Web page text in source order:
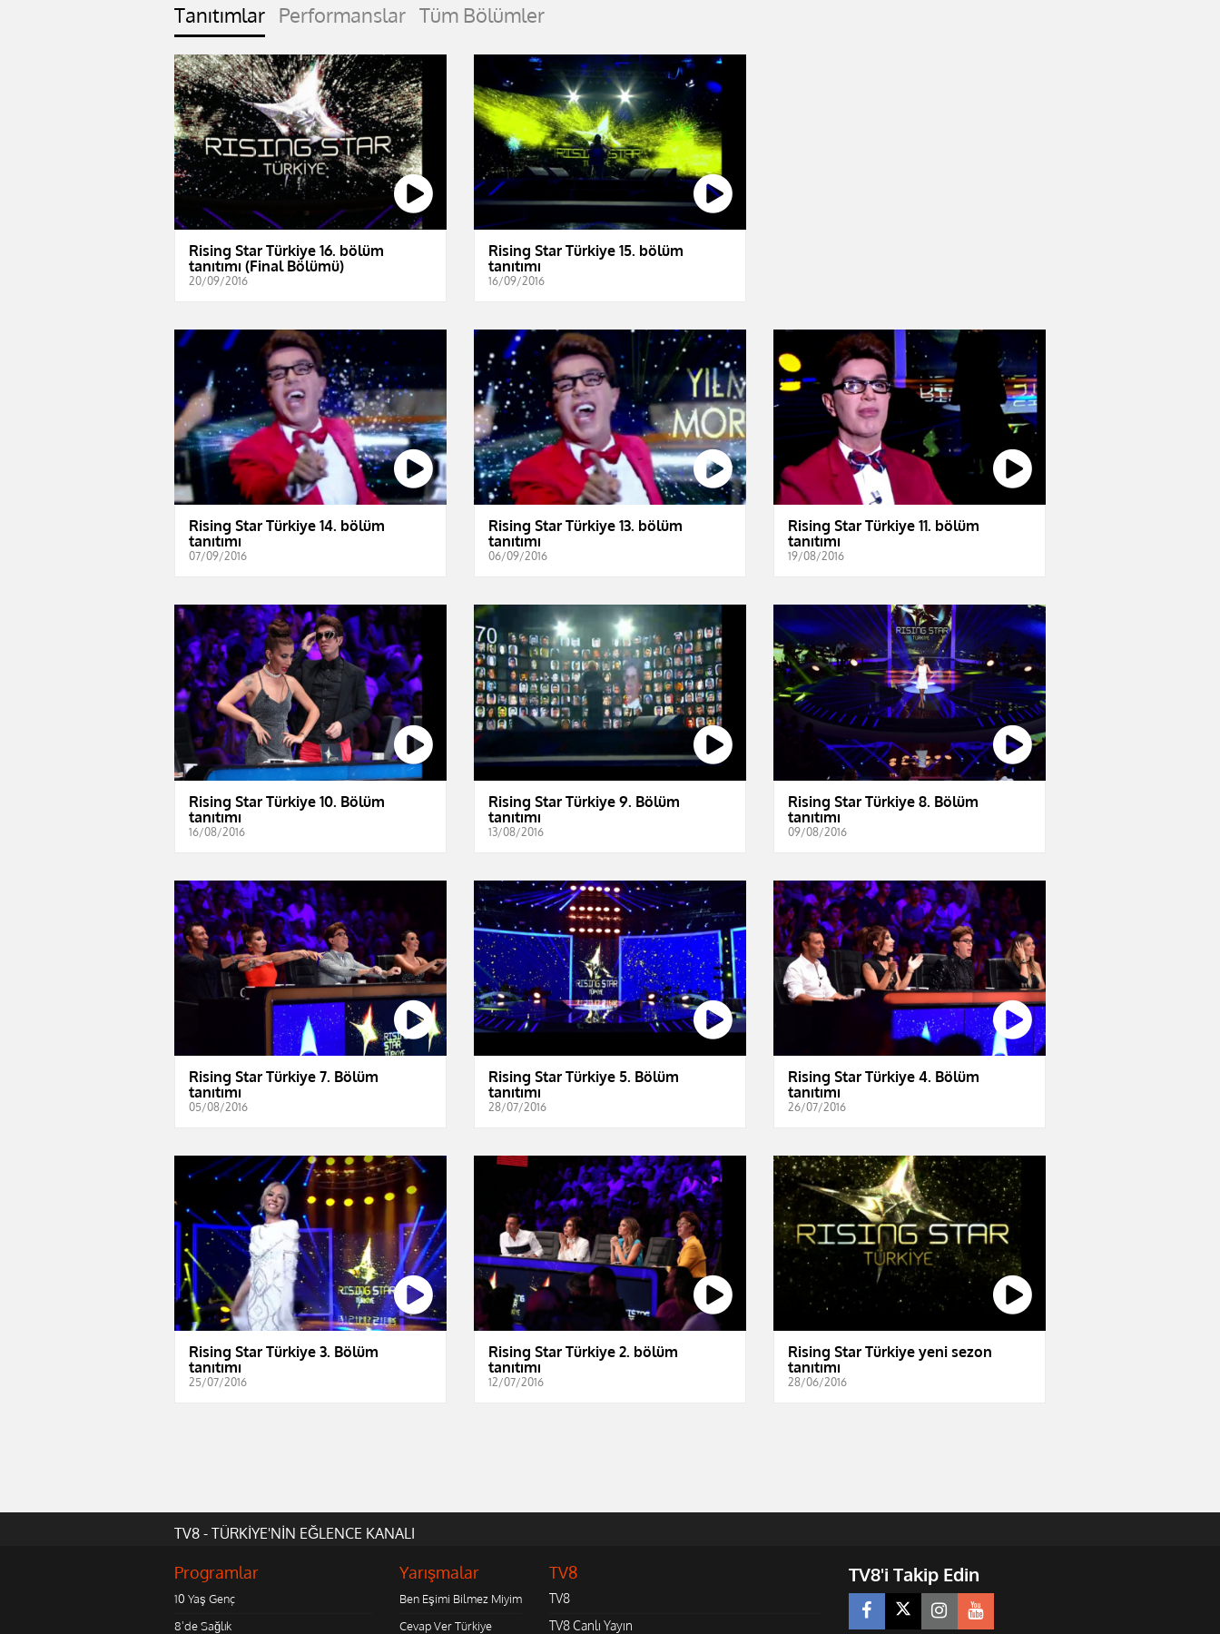
Tanıtımlar Performanslar Tüm Bölümler
Rising Star Türkiye 16. bölüm
tanıtımı (Final Bölümü)
20/09/2016
Rising Star Türkiye 15. bölüm
tanıtımı
16/09/2016
Rising Star Türkiye 14. bölüm
tanıtımı
07/09/2016
Rising Star Türkiye 13. bölüm
tanıtımı
06/09/2016
Rising Star Türkiye 11. bölüm
tanıtımı
19/08/2016
Rising Star Türkiye 10. Bölüm
tanıtımı
16/08/2016
Rising Star Türkiye 9. Bölüm
tanıtımı
13/08/2016
Rising Star Türkiye 8. Bölüm
tanıtımı
09/08/2016
Rising Star Türkiye 7. Bölüm
tanıtımı
05/08/2016
Rising Star Türkiye 5. Bölüm
tanıtımı
28/07/2016
Rising Star Türkiye 4. Bölüm
tanıtımı
26/07/2016
Rising Star Türkiye 3. Bölüm
tanıtımı
25/07/2016
Rising Star Türkiye 2. bölüm
tanıtımı
12/07/2016
Rising Star Türkiye yeni sezon
tanıtımı
28/06/2016
TV8 - TÜRKİYE'NİN EĞLENCE KANALI
Programlar
10 Yaş Genç
8'de Sağlık
Yarışmalar
Ben Eşimi Bilmez Miyim
Cevap Ver Türkiye
TV8
TV8
TV8 Canlı Yayın
TV8'i Takip Edin